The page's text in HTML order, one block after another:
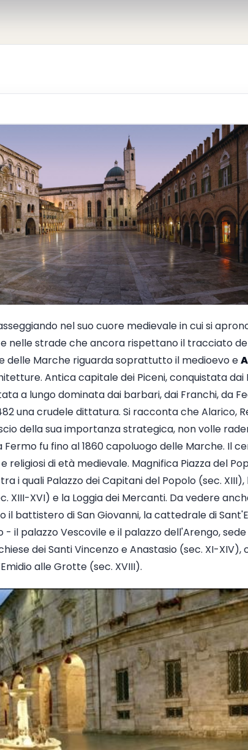
nel suo cuore medievale in cui si
nelle strade che ancora rispettano il tracciato
delle Marche riguarda soprattutto il medioevo e
Antica capitale dei Piceni, conquistata dai
a lungo dominata dai barbari, dai Franchi, da
una crudele dittatura. Si racconta che Alarico,
della sua importanza strategica, non volle
fu fino al 1860 capoluogo delle Marche. Il
religiosi di età medievale. Magnifica Piazza del
i quali Palazzo dei Capitani del Popolo (sec.
XIII-XVI) e la Loggia dei Mercanti. Da vedere
il battistero di San Giovanni, la cattedrale di
il palazzo Vescovile e il palazzo dell'Arengo,
dei Santi Vincenzo e Anastasio (sec. XI-XIV),
alle Grotte (sec. XVIII).